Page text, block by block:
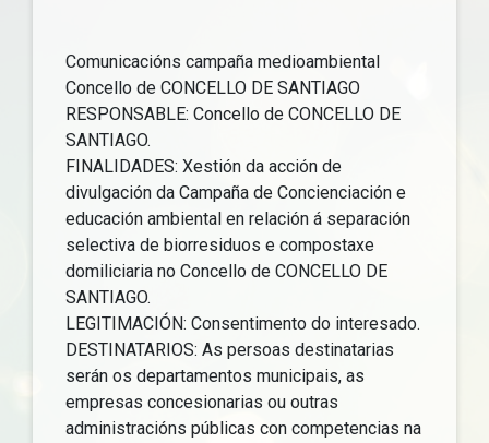
Comunicacións campaña medioambiental
Concello de CONCELLO DE SANTIAGO
RESPONSABLE: Concello de CONCELLO DE
SANTIAGO.
FINALIDADES: Xestión da acción de
divulgación da Campaña de Concienciación e
educación ambiental en relación á separación
selectiva de biorresiduos e compostaxe
domiliciaria no Concello de CONCELLO DE
SANTIAGO.
LEGITIMACIÓN: Consentimento do interesado.
DESTINATARIOS: As persoas destinatarias
serán os departamentos municipais, as
empresas concesionarias ou outras
administracións públicas con competencias na